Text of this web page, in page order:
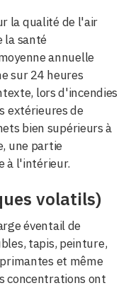
la qualité de l'air
la santé
annuelle
sur 24 heures
lors d'incendies
extérieures de
bien supérieurs à
une partie
à l'intérieur.
volatils)
éventail de
tapis, peinture,
et même
concentrations ont